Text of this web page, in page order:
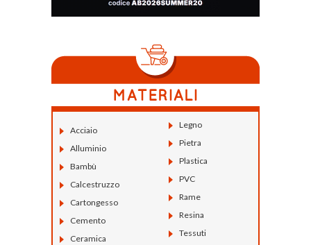
Acciaio
Alluminio
Bambù
Calcestruzzo
Cartongesso
Cemento
Ceramica
Legno
Pietra
Plastica
PVC
Rame
Resina
Tessuti